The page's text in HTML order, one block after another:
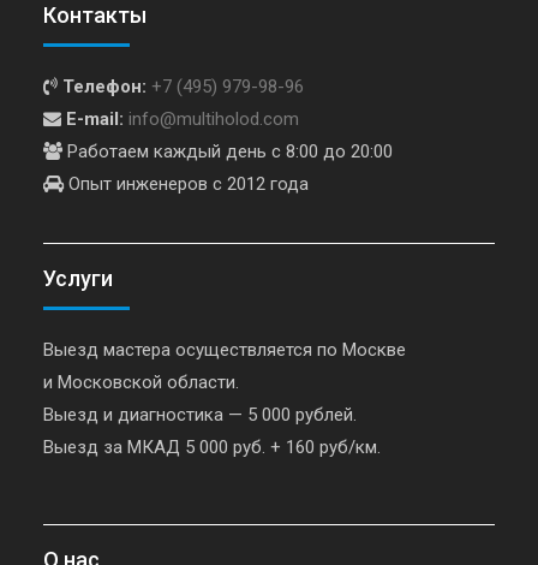
Контакты
Телефон: +7 (495) 979-98-96
E-mail: info@multiholod.com
Работаем каждый день с 8:00 до 20:00
Опыт инженеров с 2012 года
Услуги
Выезд мастера осуществляется по Москве
и Московской области.
Выезд и диагностика — 5 000 рублей.
Выезд за МКАД 5 000 руб. + 160 руб/км.
О нас